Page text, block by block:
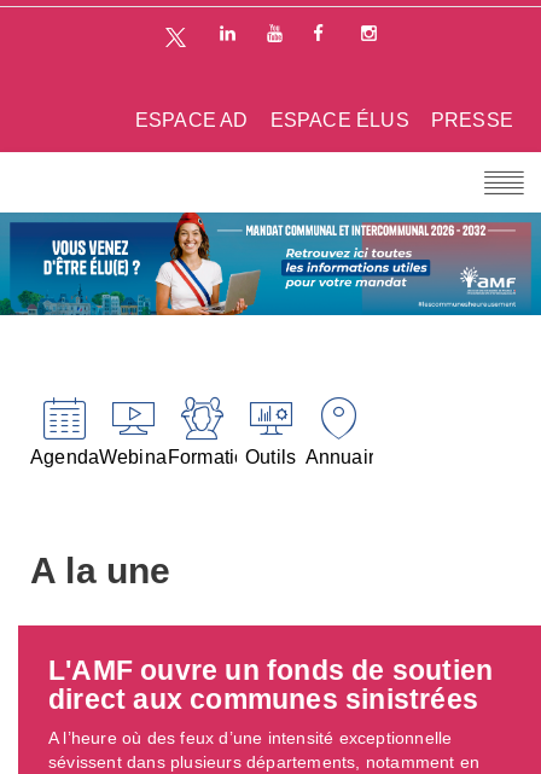
PRESSE
ESPACE ÉLUS
ESPACE AD
AgendaWebinairesFormationsOutils Annuaires
A la une
L'AMF ouvre un fonds de soutien
direct aux communes sinistrées
A l’heure où des feux d’une intensité exceptionnelle
sévissent dans plusieurs départements, notamment en